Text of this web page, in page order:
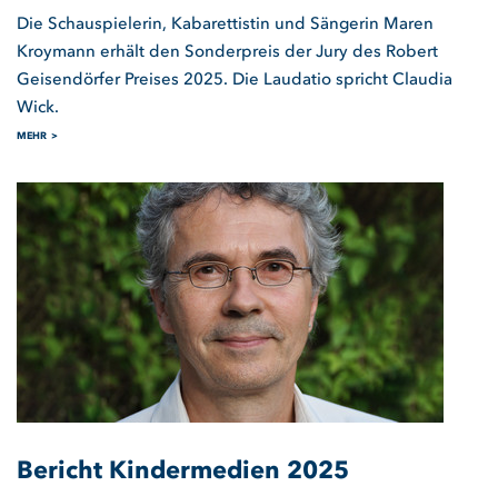
Die Schauspielerin, Kabarettistin und Sängerin Maren
Kroymann erhält den Sonderpreis der Jury des Robert
Geisendörfer Preises 2025. Die Laudatio spricht Claudia
Wick.
MEHR
Bericht Kindermedien 2025